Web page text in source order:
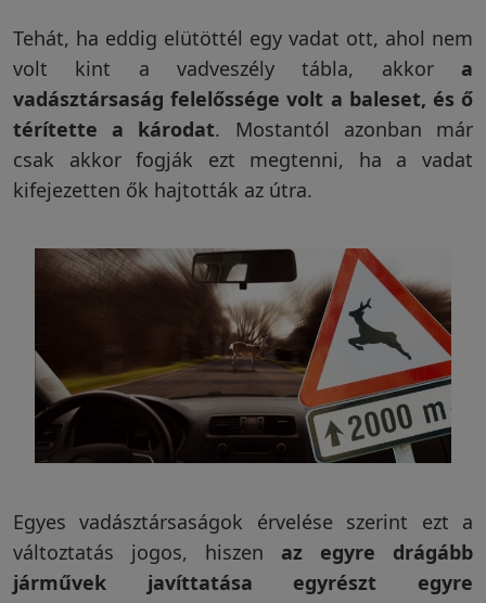
Tehát, ha eddig elütöttél egy vadat ott, ahol nem
volt kint a vadveszély tábla, akkor a
vadásztársaság felelőssége volt a baleset, és ő
térítette a károdat. Mostantól azonban már
csak akkor fogják ezt megtenni, ha a vadat
kifejezetten ők hajtották az útra.
Egyes vadásztársaságok érvelése szerint ezt a
változtatás jogos, hiszen az egyre drágább
járművek javíttatása egyrészt egyre